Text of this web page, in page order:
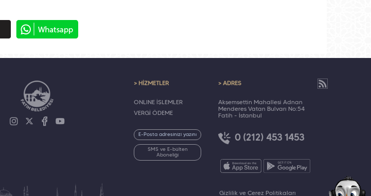
> HİZMETLER
ONLINE İŞLEMLER
VERGİ ÖDEME
SMS ve E-bülten
Aboneliği
> ADRES
Akşemsettin Mahallesi Adnan
Menderes Vatan Bulvarı No:54
Fatih - İstanbul
0 (212) 453 1453
Gizlilik ve Çerez Politikaları